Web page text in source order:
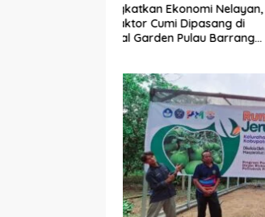
PDKT Danau Tempe :
Pendekatan Kearifan Lokal
untuk Keberlanjutan